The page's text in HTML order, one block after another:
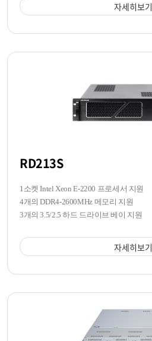
자세히보기
RD213S
1소켓 Intel Xeon E-2200 프로세서 지원
4개의 DDR4-2600MHz 메모리 지원
3개의 3.5/2.5 하드 드라이브 베이 지원
자세히보기